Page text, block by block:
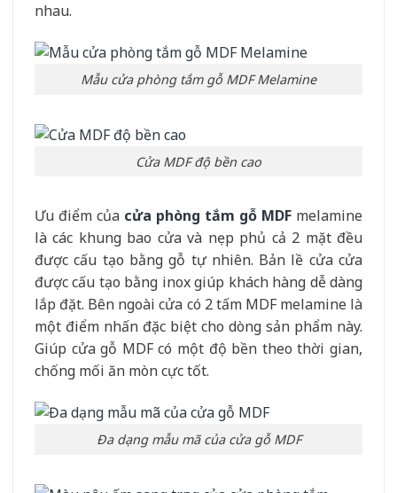
nhau.
Mẫu cửa phòng tắm gỗ MDF Melamine
Cửa MDF độ bền cao
Ưu điểm của cửa phòng tắm gỗ MDF melamine
là các khung bao cửa và nẹp phủ cả 2 mặt đều
được cấu tạo bằng gỗ tự nhiên. Bản lề cửa cửa
được cấu tạo bằng inox giúp khách hàng dễ dàng
lắp đặt. Bên ngoài cửa có 2 tấm MDF melamine là
một điểm nhấn đặc biệt cho dòng sản phẩm này.
Giúp cửa gỗ MDF có một độ bền theo thời gian,
chống mối ăn mòn cực tốt.
Đa dạng mẫu mã của cửa gỗ MDF